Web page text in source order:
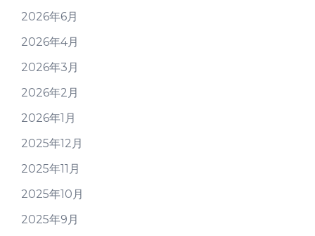
2026年6月
2026年4月
2026年3月
2026年2月
2026年1月
2025年12月
2025年11月
2025年10月
2025年9月